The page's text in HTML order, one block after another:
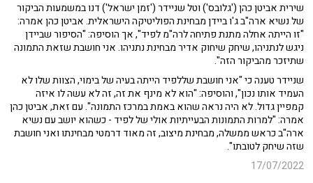
שירית אביטן כהן ('גלובס') וטל שניידר ('זמן ישראל') דנו במשמעות הביקור
של נשיא ארה"ב ג'ו ביידן מבחינת הפוליטיקה הישראלית. אביטן כהן אמרה:
"זו הייתה אחלה מתנת פתיחה לרה"מ לפיד", אך הוסיפה: "הסיפור שביידן
ניגש לנתניהו, שיחק שיחוק אדיר מבחינת נתניהו. אני חושבת שזאת התמונה
שתיזכר מהביקור הזה".
שניידר טענה כי "אני חושבת שללפיד הייתה בעיה של בימוי, הצוות שלו לא
העמיד אותו נכון", והוסיפה: "הוא לא מינף את זה, זה לא עשה לו איזה
קמפיין גדול. לא היה נראה שהוא באמת במרכז התמונה". עם זאת, אביטן כהן
אמרה: "למרות התמונות הבעייתיות אולי של לפיד - כשהוא יושב עם נשיא
ארה"ב כראש ממשלה, מבחינת מיצוב, זה מאוד דרמטי מבחינתו ואני חושבת
שזה שיחק לטובתו".
17/07/2022